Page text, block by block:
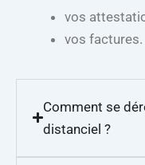
vos
vos factures.
Comment se
distanciel ?